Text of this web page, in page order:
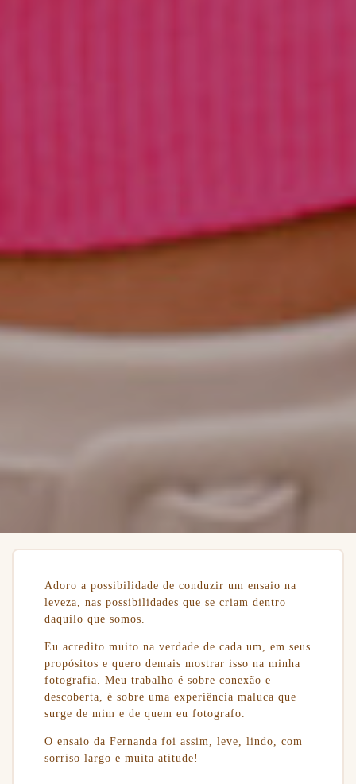
Adoro a possibilidade de conduzir um ensaio na
leveza, nas possibilidades que se criam dentro
daquilo que somos.
Eu acredito muito na verdade de cada um, em seus
propósitos e quero demais mostrar isso na minha
fotografia. Meu trabalho é sobre conexão e
descoberta, é sobre uma experiência maluca que
surge de mim e de quem eu fotografo.
O ensaio da Fernanda foi assim, leve, lindo, com
sorriso largo e muita atitude!